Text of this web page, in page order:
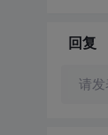
回复
请